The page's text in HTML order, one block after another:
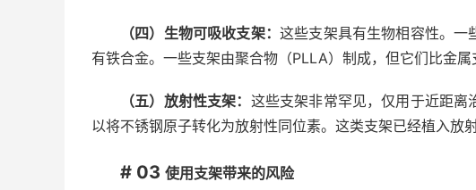
（四）生物可吸收支架： 这些支架具有生物相容性。一
有铁合金。一些支架由聚合物（PLLA）制成，但它们比金
（五）放射性支架： 这些支架非常罕见，仅用于近距
以将不锈钢原子转化为放射性同位素。这类支架已经植入放射
# 03 使用支架带来的风险